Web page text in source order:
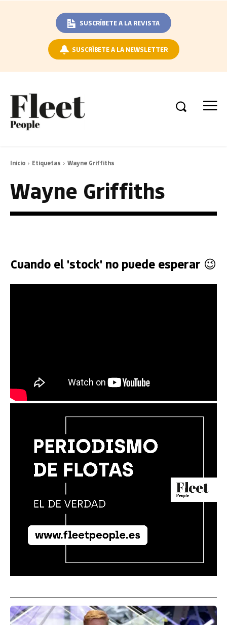
SUSCRÍBETE A LA REVISTA
SUSCRÍBETE A LA NEWSLETTER
Inicio Etiquetas Wayne Griffiths
Wayne Griffiths
Cuando el 'stock' no puede esperar 😉